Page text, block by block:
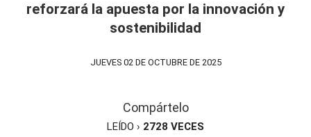
reforzará la apuesta por la innovación y
sostenibilidad
JUEVES 02 DE OCTUBRE DE 2025
Compártelo
LEÍDO › 2728 VECES